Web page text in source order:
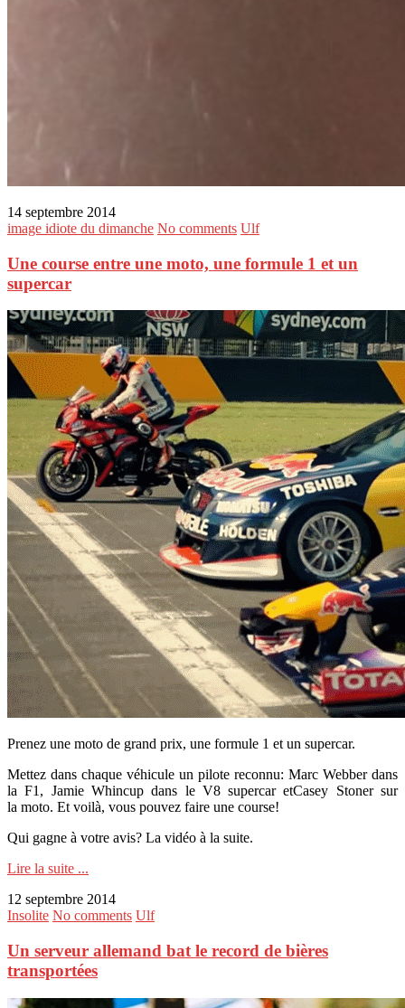
14 septembre 2014
image idiote du dimanche No comments Ulf
Une course entre une moto, une formule 1 et un
supercar
Prenez une moto de grand prix, une formule 1 et un supercar.
Mettez dans chaque véhicule un pilote reconnu: Marc Webber dans
la F1, Jamie Whincup dans le V8 supercar etCasey Stoner sur
la moto. Et voilà, vous pouvez faire une course!
Qui gagne à votre avis? La vidéo à la suite.
Lire la suite ...
12 septembre 2014
Insolite No comments Ulf
Un serveur allemand bat le record de bières
transportées